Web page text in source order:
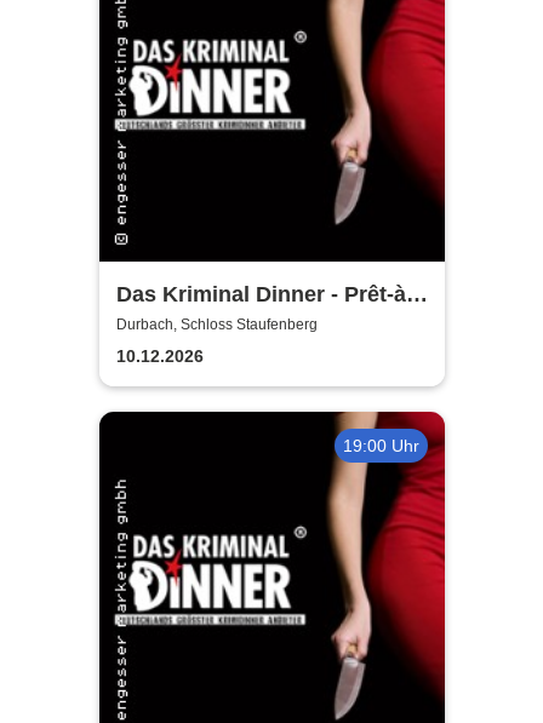
Das Kriminal Dinner - Prêt-à-
morter - Der letzte Schrei
Durbach, Schloss Staufenberg
10.12.2026
19:00 Uhr